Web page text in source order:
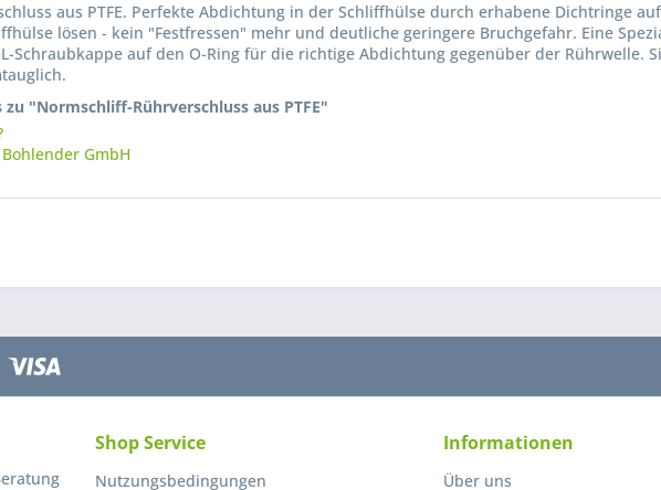
aus PTFE. Perfekte Abdichtung in der Schliffhülse durch erhabene Dichtringe
lösen - kein "Festfressen" mehr und deutliche geringere Bruchgefahr. Eine
Schraubkappe auf den O-Ring für die richtige Abdichtung gegenüber der Rührwelle.
"Normschliff-Rührverschluss aus PTFE"
GmbH
Shop Service
Nutzungsbedingungen
Informationen
Über uns